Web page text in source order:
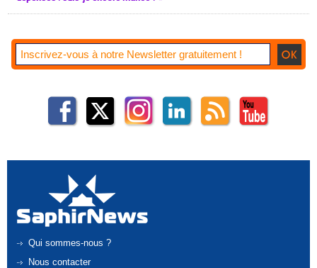
Qui sommes-nous ?
Nous contacter